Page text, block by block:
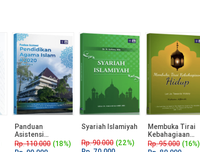
Panduan
Asistensi
Pendidikan
Agama Islam
Rp. 110.000 (18%)
Syariah Islamiyah
Rp. 90.000 (22%)
Membuka Tirai
Kebahagiaan
Hidup
Rp. 95.000 (16%)